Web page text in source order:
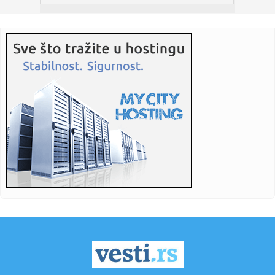
08:16: 200 na sat: Novi korak ka brzoj pruzi Beograd-Niš, traži se
izv...
08:15:
rokenrola
08:14:Deo Limana, NIS, Spens i Merkator mogu imati otežano
snabdevanje...
08:14:Prvo skoči, pa reci Hetafe
08:12:Istorijska odluka u Americi: Ova država sada dozvoljava
pacijent...
Vučić danas sa učesnicima kampa „Srbija te zove 2026“